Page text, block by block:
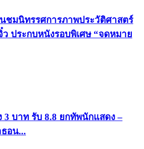
ชมนิทรรศการภาพประวัติศาสตร์
ประกบหนังรอบพิเศษ “จดหมาย
3 บาท รับ 8.8 ยกทัพนักแสดง –
อน...